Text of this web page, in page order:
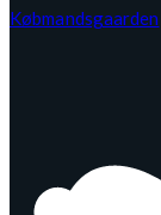
Købmandsgaarden